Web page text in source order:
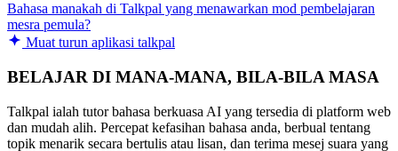
Bahasa manakah di Talkpal yang menawarkan mod pembelajaran
mesra pemula?
Muat turun aplikasi talkpal
BELAJAR DI MANA-MANA, BILA-BILA MASA
Talkpal ialah tutor bahasa berkuasa AI yang tersedia di platform web
dan mudah alih. Percepat kefasihan bahasa anda, berbual tentang
topik menarik secara bertulis atau lisan, dan terima mesej suara yang